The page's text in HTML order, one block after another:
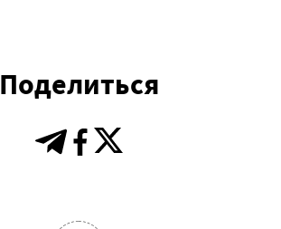
Поделиться